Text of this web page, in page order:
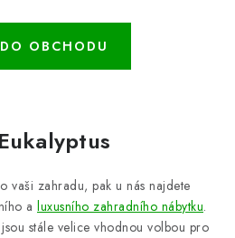
OBCHODU
vaši zahradu, pak u nás najdete
a luxusního zahradního nábytku.
stále velice vhodnou volbou pro